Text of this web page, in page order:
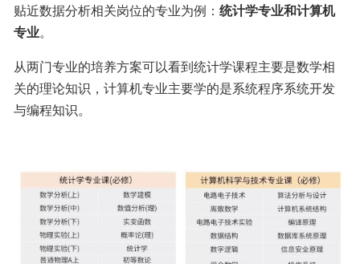
贴近数据分析相关岗位的专业为例： 统计学专业和计算机
专业。
从两门专业的培养方案可以看到统计学课程主要是数学相
关的理论知识，计算机专业主要学的是系统程序系统开发
与编程知识。